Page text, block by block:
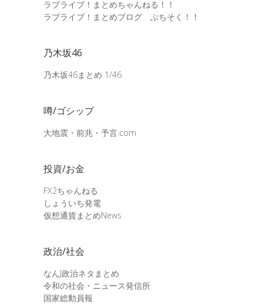
ラブライブ！まとめちゃんねる！！
ラブライブ！まとめブログ ぷちそく！！
乃木坂46
乃木坂46まとめ 1/46
噂/ゴシップ
大地震・前兆・予言.com
投資/お金
FX2ちゃんねる
しょういち発電
仮想通貨まとめNews
政治/社会
なんJ政治ネタまとめ
令和の社会・ニュース発信所
国家総動員報